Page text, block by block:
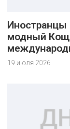
Иностранцы
модный
19 июля 2026